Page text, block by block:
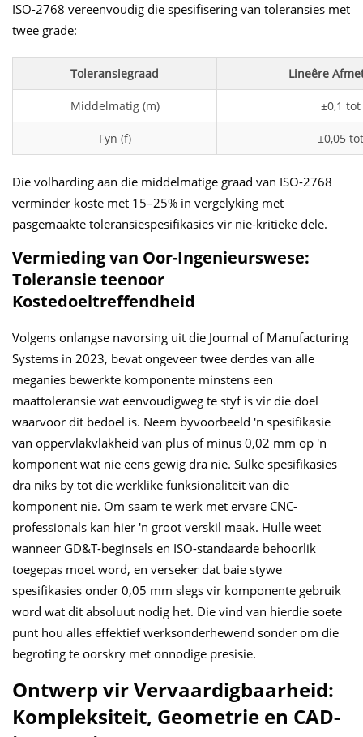
ISO-2768 vereenvoudig die spesifisering van toleransies met
twee grade:
Toleransiegraad Lineêre
Middelmatig (m) ±0,1 tot
Fyn (f) ±0,05
Die volharding aan die middelmatige graad van ISO-2768
verminder koste met 15–25% in vergelyking met
pasgemaakte toleransiespesifikasies vir nie-kritieke dele.
Vermieding van Oor-Ingenieurswese:
Toleransie teenoor
Kostedoeltreffendheid
Volgens onlangse navorsing uit die Journal of Manufacturing
Systems in 2023, bevat ongeveer twee derdes van alle
meganies bewerkte komponente minstens een
maattoleransie wat eenvoudigweg te styf is vir die doel
waarvoor dit bedoel is. Neem byvoorbeeld 'n spesifikasie
van oppervlakvlakheid van plus of minus 0,02 mm op 'n
komponent wat nie eens gewig dra nie. Sulke spesifikasies
dra niks by tot die werklike funksionaliteit van die
komponent nie. Om saam te werk met ervare CNC-
professionals kan hier 'n groot verskil maak. Hulle weet
wanneer GD&T-beginsels en ISO-standaarde behoorlik
toegepas moet word, en verseker dat baie stywe
spesifikasies onder 0,05 mm slegs vir komponente gebruik
word wat dit absoluut nodig het. Die vind van hierdie soete
punt hou alles effektief werksonderhewend sonder om die
begroting te oorskry met onnodige presisie.
Ontwerp vir Vervaardigbaarheid:
Kompleksiteit, Geometrie en CAD-